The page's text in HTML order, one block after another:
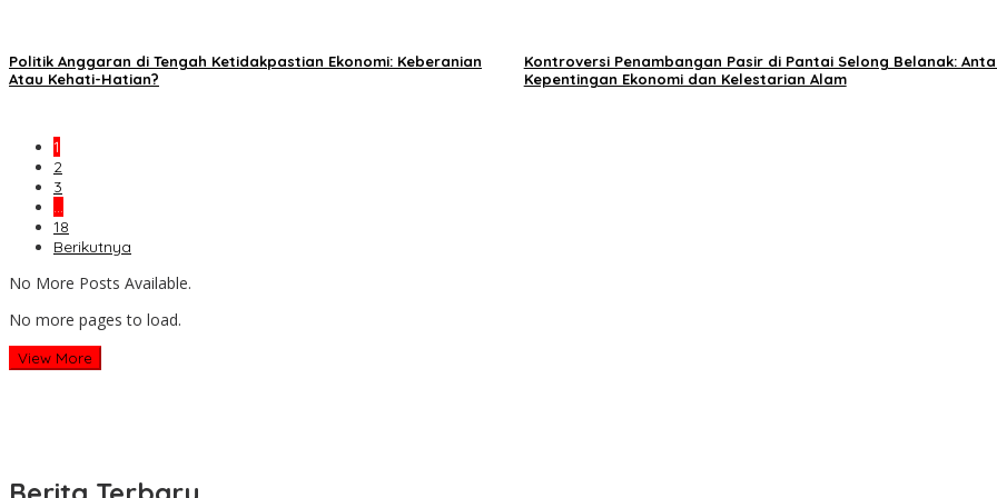
Politik Anggaran di Tengah Ketidakpastian Ekonomi: Keberanian
Atau Kehati-Hatian?
Kontroversi Penambangan Pasir di Pantai Selong Belanak:
Kepentingan Ekonomi dan Kelestarian Alam
1
2
3
…
18
Berikutnya
No More Posts Available.
No more pages to load.
View More